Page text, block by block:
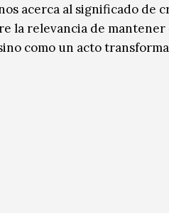
acerca al significado de
la relevancia de mantener
como un acto